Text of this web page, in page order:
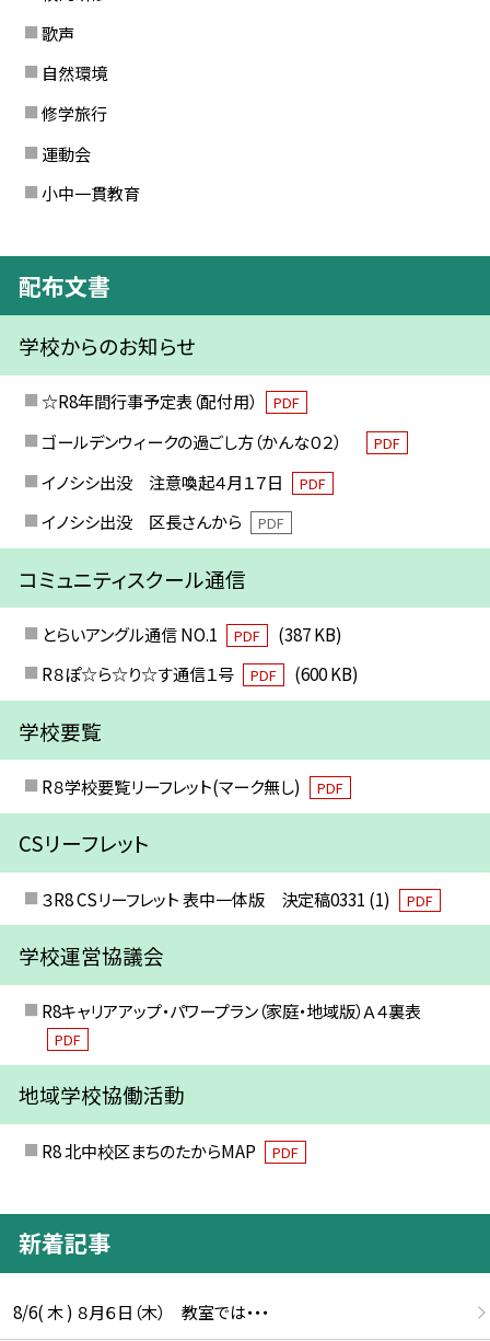
歌声
自然環境
修学旅行
運動会
小中一貫教育
配布文書
学校からのお知らせ
☆R8年間行事予定表（配付用） PDF
ゴールデンウィークの過ごし方（かんな０２） PDF
イノシシ出没 注意喚起４月１７日 PDF
イノシシ出没 区長さんから PDF
コミュニティスクール通信
とらいアングル通信 NO.1 PDF
(387 KB)
R８ぽ☆ら☆り☆す通信１号
PDF (600 KB)
学校要覧
R８学校要覧リーフレット(マーク無し) PDF
CSリーフレット
３R8 CSリーフレット 表中一体版 決定稿0331 (1) PDF
学校運営協議会
R8キャリアアップ・パワープラン（家庭・地域版）Ａ４裏表
PDF
地域学校協働活動
R8 北中校区まちのたからMAP PDF
新着記事
8/6( 木 ) ８月６日（木） 教室では・・・